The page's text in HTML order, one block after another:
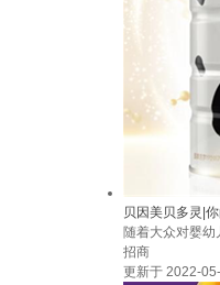
贝因美贝多灵|
随着大众对婴
招商
更新于 2022-